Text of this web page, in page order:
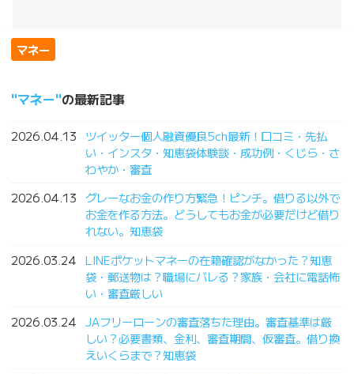
マネー
マネー の最新記事
2026.04.13
ツイッター個人融資優良5ch最新！口コミ・先払
い・インスタ・知恵袋体験談・成功例・くじら・さ
わやか・審査
2026.04.13
グレーなお金の作り方緊急！ピンチ。借りる以外で
お金を作る方法。どうしてもお金が必要だけど借り
れない。知恵袋
2026.03.24 LINEポケットマネーの在籍確認がなかった？知恵
袋・郵送物は？職場にバレる？家族・会社に電話怖
い・審査厳しい
2026.03.24 JAフリーローンの審査落ちた理由。審査基準は厳
しい？必要書類、金利、審査期間、仮審査。借り換
えいくらまで？知恵袋